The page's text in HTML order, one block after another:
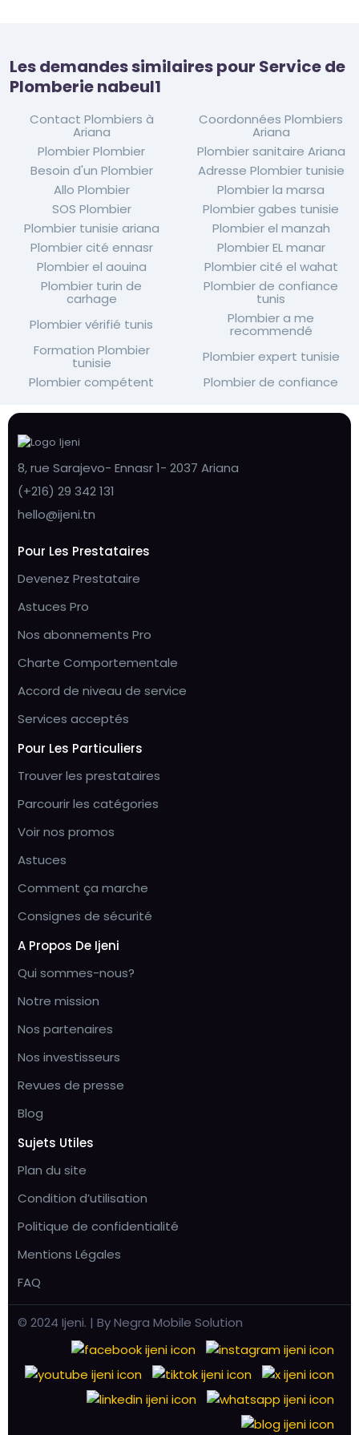
Les demandes similaires pour Service de
Plomberie nabeul1
Contact Plombiers à
Ariana
Coordonnées Plombiers
Ariana
Plombier Plombier
Plombier sanitaire Ariana
Besoin d'un Plombier
Adresse Plombier tunisie
Allo Plombier
Plombier la marsa
SOS Plombier
Plombier gabes tunisie
Plombier tunisie ariana
Plombier el manzah
Plombier cité ennasr
Plombier EL manar
Plombier el aouina
Plombier cité el wahat
Plombier turin de
carhage
Plombier de confiance
tunis
Plombier vérifié tunis
Plombier a me
recommendé
Formation Plombier
tunisie
Plombier expert tunisie
Plombier compétent
Plombier de confiance
8, rue Sarajevo- Ennasr 1- 2037 Ariana
(+216) 29 342 131
hello@ijeni.tn
Pour Les Prestataires
Devenez Prestataire
Astuces Pro
Nos abonnements Pro
Charte Comportementale
Accord de niveau de service
Services acceptés
Pour Les Particuliers
Trouver les prestataires
Parcourir les catégories
Voir nos promos
Astuces
Comment ça marche
Consignes de sécurité
A Propos De Ijeni
Qui sommes-nous?
Notre mission
Nos partenaires
Nos investisseurs
Revues de presse
Blog
Sujets Utiles
Plan du site
Condition d’utilisation
Politique de confidentialité
Mentions Légales
FAQ
© 2024 Ijeni. | By Negra Mobile Solution